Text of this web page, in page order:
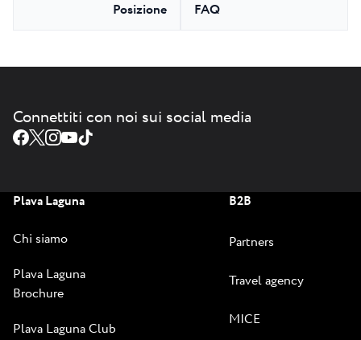
Posizione FAQ
Connettiti con noi sui social media
Plava Laguna
Chi siamo
Plava Laguna
Brochure
Plava Laguna Club
B2B
Partners
Travel agency
MICE